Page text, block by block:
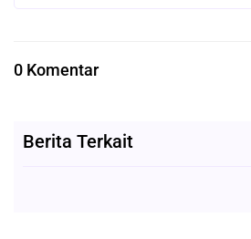
0 Komentar
Berita Terkait